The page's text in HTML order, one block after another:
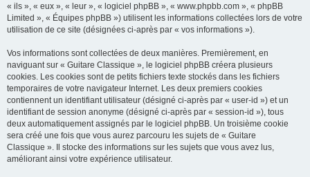
« ils », « eux », « leur », « logiciel phpBB », « www.phpbb.com », « phpBB
Limited », « Équipes phpBB ») utilisent les informations collectées lors de votre
utilisation de ce site (désignées ci-après par « vos informations »).
Vos informations sont collectées de deux manières. Premièrement, en
naviguant sur « Guitare Classique », le logiciel phpBB créera plusieurs
cookies. Les cookies sont de petits fichiers texte stockés dans les fichiers
temporaires de votre navigateur Internet. Les deux premiers cookies
contiennent un identifiant utilisateur (désigné ci-après par « user-id ») et un
identifiant de session anonyme (désigné ci-après par « session-id »), tous
deux automatiquement assignés par le logiciel phpBB. Un troisième cookie
sera créé une fois que vous aurez parcouru les sujets de « Guitare
Classique ». Il stocke des informations sur les sujets que vous avez lus,
améliorant ainsi votre expérience utilisateur.